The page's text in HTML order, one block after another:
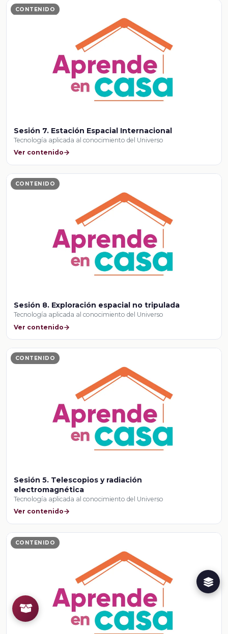
CONTENIDO
Sesión 7. Estación Espacial Internacional
Tecnología aplicada al conocimiento del Universo
Ver contenido
CONTENIDO
Sesión 8. Exploración espacial no tripulada
Tecnología aplicada al conocimiento del Universo
Ver contenido
CONTENIDO
Sesión 5. Telescopios y radiación
electromagnética
Tecnología aplicada al conocimiento del Universo
Ver contenido
CONTENIDO